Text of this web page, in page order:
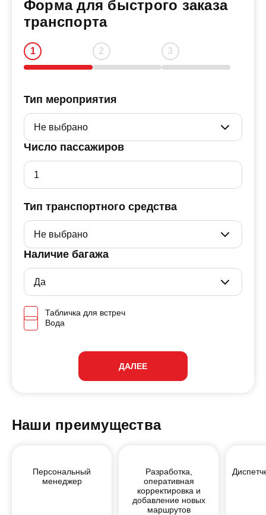
Форма для быстрого заказа
транспорта
Тип мероприятия
Число пассажиров
Тип транспортного средства
Наличие багажа
Табличка для встреч
Вода
ДАЛЕЕ
Наши преимущества
Персональный
менеджер
Разработка,
оперативная
корректировка и
добавление новых
маршрутов